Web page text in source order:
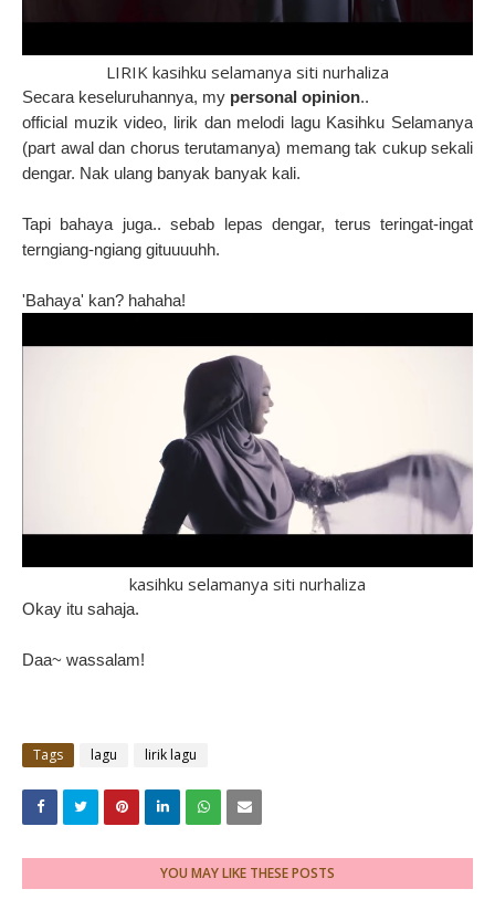
LIRIK kasihku selamanya siti nurhaliza
Secara keseluruhannya, my personal opinion..
official muzik video, lirik dan melodi lagu Kasihku Selamanya
(part awal dan chorus terutamanya) memang tak cukup sekali
dengar. Nak ulang banyak banyak kali.
Tapi bahaya juga.. sebab lepas dengar, terus teringat-ingat
terngiang-ngiang gituuuuhh.
'Bahaya' kan? hahaha!
kasihku selamanya siti nurhaliza
Okay itu sahaja.
Daa~ wassalam!
Tags lagu lirik lagu
YOU MAY LIKE THESE POSTS